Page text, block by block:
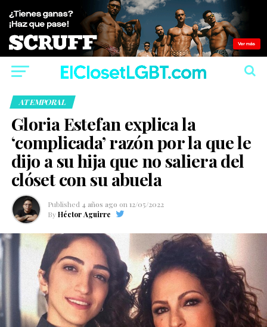
ATEMPORAL
Gloria Estefan explica la
‘complicada’ razón por la que le
dijo a su hija que no saliera del
clóset con su abuela
Published 4 años ago on 12/05/2022
By Héctor Aguirre